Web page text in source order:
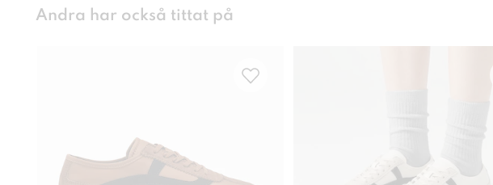
Andra har också tittat på